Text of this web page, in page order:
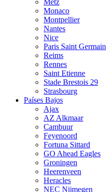
Metz
Monaco
Montpellier
Nantes
Nice
Paris Saint Germain
Reims
Rennes
Saint Etienne
Stade Brestois 29
Strasbourg
Países Bajos
Ajax
AZ Alkmaar
Cambuur
Feyenoord
Fortuna Sittard
GO Ahead Eagles
Groningen
Heerenveen
Heracles
NEC Nijmegen